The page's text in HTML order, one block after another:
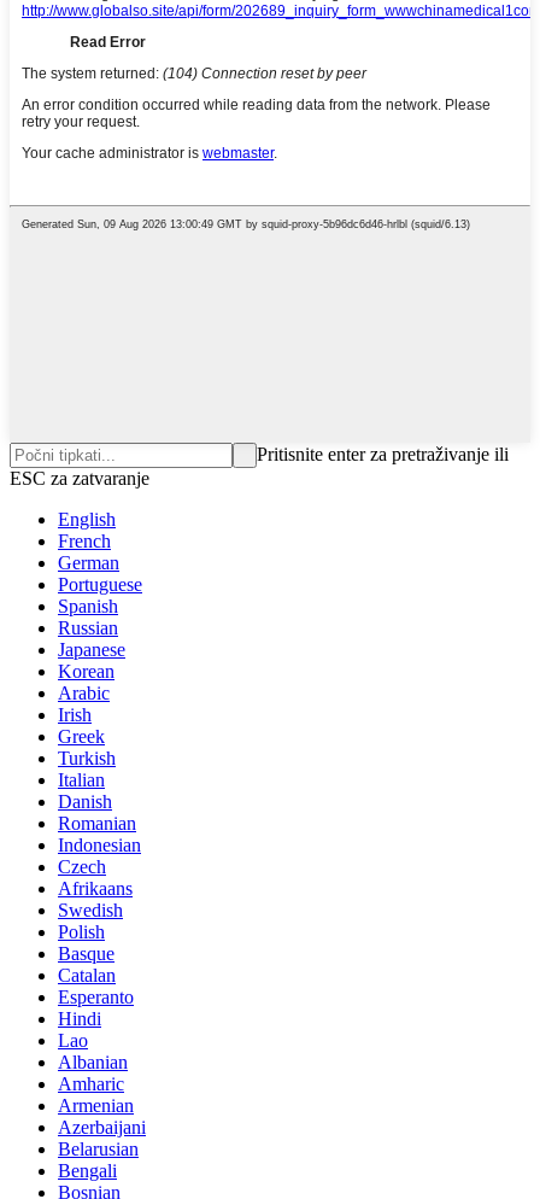
Pritisnite enter za pretraživanje ili
ESC za zatvaranje
English
French
German
Portuguese
Spanish
Russian
Japanese
Korean
Arabic
Irish
Greek
Turkish
Italian
Danish
Romanian
Indonesian
Czech
Afrikaans
Swedish
Polish
Basque
Catalan
Esperanto
Hindi
Lao
Albanian
Amharic
Armenian
Azerbaijani
Belarusian
Bengali
Bosnian